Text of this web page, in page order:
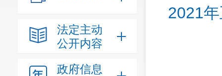
法定主动
公开内容
政府信息
2021